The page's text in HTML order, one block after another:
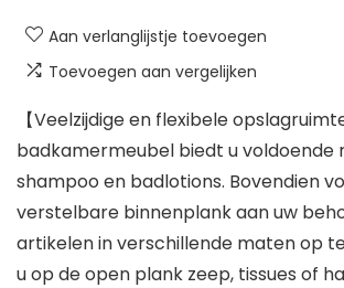
Aan verlanglijstje toevoegen
Toevoegen aan vergelijken
【Veelzijdige en flexibele
badkamermeubel biedt u voldoende
shampoo en badlotions. Bovendien
verstelbare binnenplank aan uw
artikelen in verschillende maten op
u op de open plank zeep, tissues of